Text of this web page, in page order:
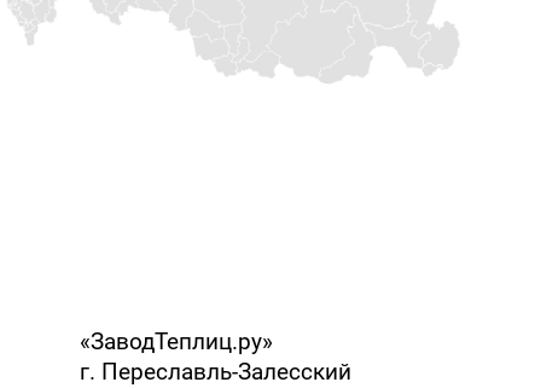
«ЗаводТеплиц.ру»
г. Переславль-Залесский